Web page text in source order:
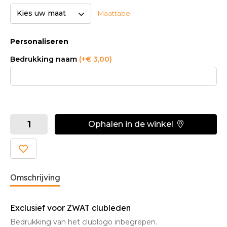
Kies uw maat Maattabel
Personaliseren
Bedrukking naam (+€ 3,00)
Ophalen in de winkel
Omschrijving
Exclusief voor ZWAT clubleden
Bedrukking van het clublogo inbegrepen.